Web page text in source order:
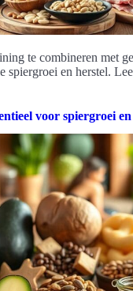
te combineren met
spiergroei en herstel.
voor spiergroei